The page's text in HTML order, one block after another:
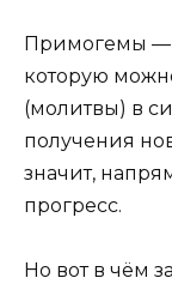
Примогемы —
которую
(молитвы) в
получения
значит,
прогресс.
Но вот в чём